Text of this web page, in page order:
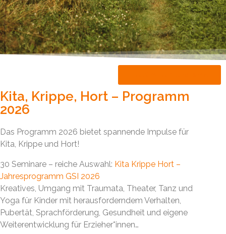
Kita, Krippe, Hort – Programm
2026
Das Programm 2026 bietet spannende Impulse für
Kita, Krippe und Hort!
30 Seminare – reiche Auswahl: Kita Krippe Hort –
Jahresprogramm GSI 2026
Kreatives, Umgang mit Traumata, Theater, Tanz und
Yoga für Kinder mit herausforderndem Verhalten,
Pubertät, Sprachförderung, Gesundheit und eigene
Weiterentwicklung für Erzieher*innen…